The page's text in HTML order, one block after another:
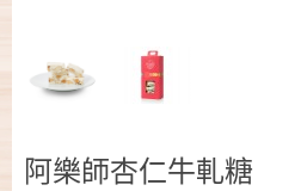
阿樂師杏仁牛軋糖